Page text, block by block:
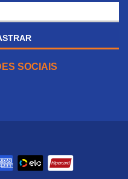
SOCIAIS